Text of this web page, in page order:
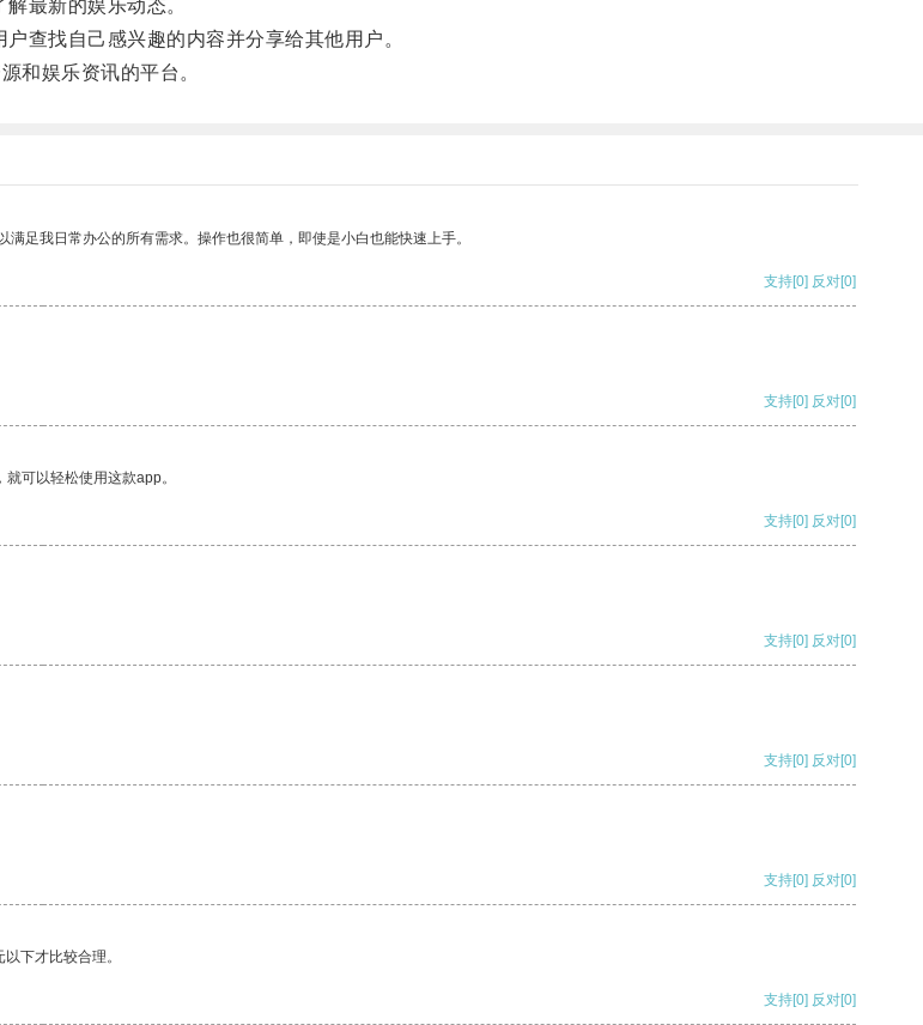
最新的娱乐动态。
找自己感兴趣的内容并分享给其他用户。
和娱乐资讯的平台。
足我日常办公的所有需求。操作也很简单，即使是小白也能快速上手。
支持[0] 反对[0]
支持[0] 反对[0]
可以轻松使用这款app。
支持[0] 反对[0]
支持[0] 反对[0]
支持[0] 反对[0]
支持[0] 反对[0]
下才比较合理。
支持[0] 反对[0]